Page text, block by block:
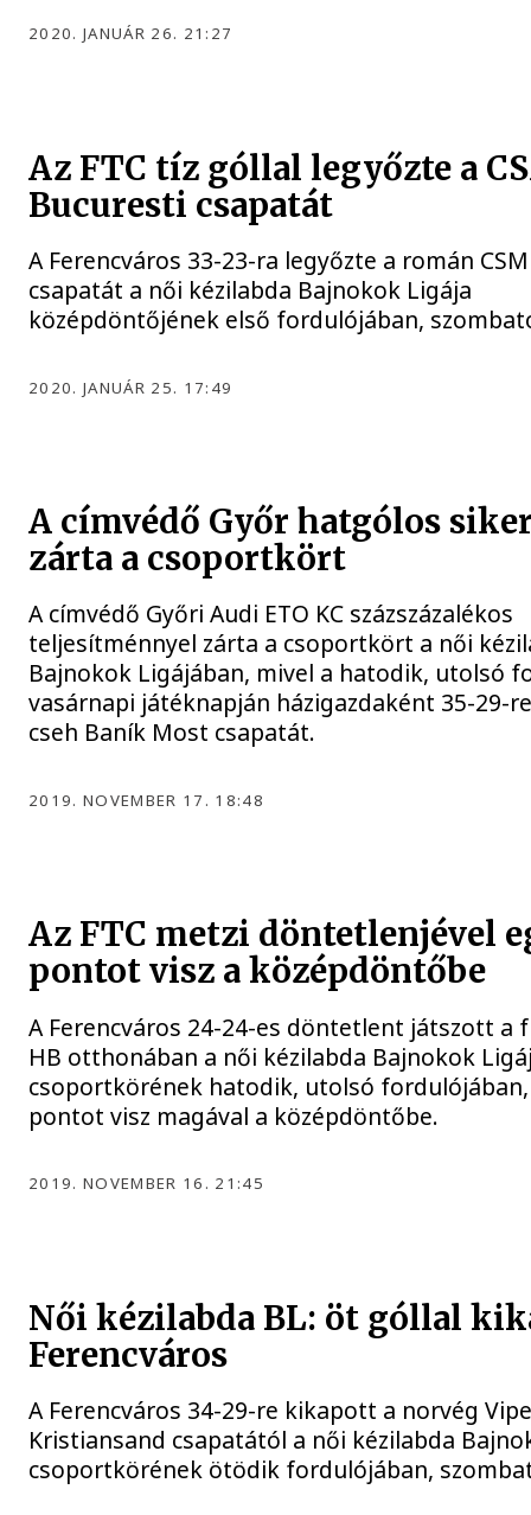
2020. JANUÁR 26. 21:27
Az FTC tíz góllal legyőzte a
Bucuresti csapatát
A Ferencváros 33-23-ra legyőzte a román
csapatát a női kézilabda Bajnokok Ligája
középdöntőjének első fordulójában,
2020. JANUÁR 25. 17:49
A címvédő Győr hatgólos
zárta a csoportkört
A címvédő Győri Audi ETO KC százszázalékos
teljesítménnyel zárta a csoportkört a női
Bajnokok Ligájában, mivel a hatodik, utolsó
vasárnapi játéknapján házigazdaként 35-29-
cseh Baník Most csapatát.
2019. NOVEMBER 17. 18:48
Az FTC metzi döntetlenjével
pontot visz a középdöntőbe
A Ferencváros 24-24-es döntetlent játszott a
HB otthonában a női kézilabda Bajnokok
csoportkörének hatodik, utolsó
pontot visz magával a középdöntőbe.
2019. NOVEMBER 16. 21:45
Női kézilabda BL: öt góllal
Ferencváros
A Ferencváros 34-29-re kikapott a norvég
Kristiansand csapatától a női kézilabda
csoportkörének ötödik fordulójában,